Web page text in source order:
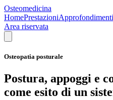
Osteomedicina
HomePrestazioniApprofondimenti
Area riservata
Osteopatia posturale
Postura, appoggi e
come esito di un